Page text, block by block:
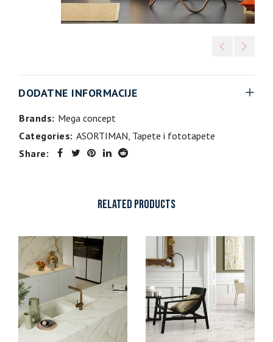
DODATNE INFORMACIJE
Brands: Mega concept
Categories: ASORTIMAN, Tapete i fototapete
Share:
RELATED PRODUCTS